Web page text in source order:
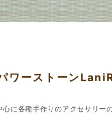
ワーストーン
に各種手作りのアクセサリー